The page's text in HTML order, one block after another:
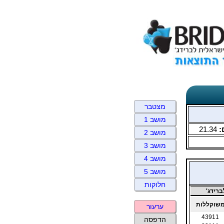
21.34
משוקללות
43911
מצטבר
מושב 1
מושב 2
מושב 3
מושב 4
מושב 5
חלוקות
ערעור
הדפסה